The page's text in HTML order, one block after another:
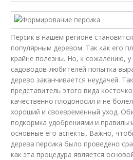
Персик в нашем регионе
популярным деревом. Так как его
крайне полезны. Но, к сожалению,
садоводов-любителей попытка
дерево заканчивается неудачей.
представитель этого вида
качественно плодоносил и не
хороший и своевременный уход.
подкормка удобрениями и
основные его аспекты. Важно,
дерева персика было проведено
как эта процедура является